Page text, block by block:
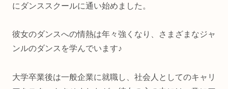
にダンススクールに通い始めました。
彼女のダンスへの情熱は年々強くなり、さまざまなジャ
ンルのダンスを学んでいます♪
大学卒業後は一般企業に就職し、社会人としてのキャリ